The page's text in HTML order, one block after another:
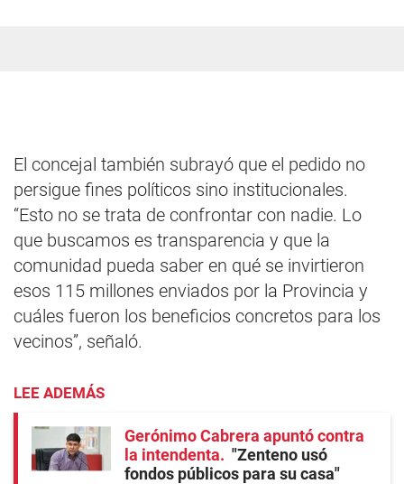
El concejal también subrayó que el pedido no
persigue fines políticos sino institucionales.
“Esto no se trata de confrontar con nadie. Lo
que buscamos es transparencia y que la
comunidad pueda saber en qué se invirtieron
esos 115 millones enviados por la Provincia y
cuáles fueron los beneficios concretos para los
vecinos”, señaló.
LEE ADEMÁS
Gerónimo Cabrera apuntó contra
la intendenta
"Zenteno usó
fondos públicos para su casa"